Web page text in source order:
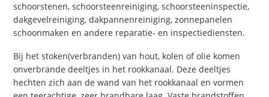
schoorstenen, schoorsteenreiniging, schoorsteeninspectie,
dakgevelreiniging, dakpannenreiniging, zonnepanelen
schoonmaken en andere reparatie- en inspectiediensten.
Bij het stoken(verbranden) van hout, kolen of olie komen
onverbrande deeltjes in het rookkanaal. Deze deeltjes
hechten zich aan de wand van het rookkanaal en vormen